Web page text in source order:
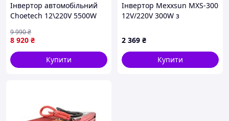
Інвертор автомобільний
Choetech 12\220V 5500W
(CJ5000Q-V2)
8 920 ₴
9 990₴
Купити
Інвертор Mexxsun MXS-300
12V/220V 300W з
синусоїдою 1 Shuko клемні
дроти Q12 pelican
2 369 ₴
Купити